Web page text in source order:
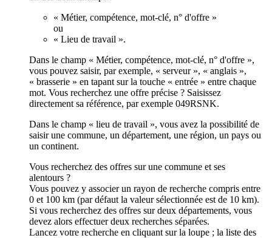
« Métier, compétence, mot-clé, n° d'offre »
ou
« Lieu de travail ».
Dans le champ « Métier, compétence, mot-clé, n° d'offre »,
vous pouvez saisir, par exemple, « serveur », « anglais »,
« brasserie » en tapant sur la touche « entrée » entre chaque
mot. Vous recherchez une offre précise ? Saisissez
directement sa référence, par exemple 049RSNK.
Dans le champ « lieu de travail », vous avez la possibilité de
saisir une commune, un département, une région, un pays ou
un continent.
Vous recherchez des offres sur une commune et ses
alentours ?
Vous pouvez y associer un rayon de recherche compris entre
0 et 100 km (par défaut la valeur sélectionnée est de 10 km).
Si vous recherchez des offres sur deux départements, vous
devez alors effectuer deux recherches séparées.
Lancez votre recherche en cliquant sur la loupe ; la liste des